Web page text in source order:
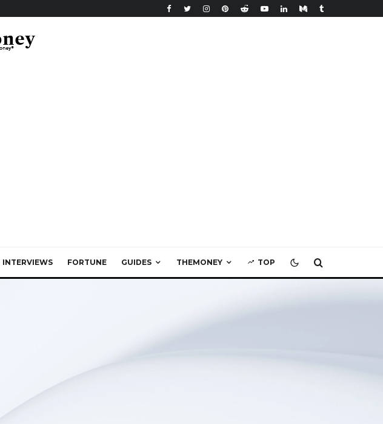
INTERVIEWS FORTUNE GUIDES THEMONEY TOP